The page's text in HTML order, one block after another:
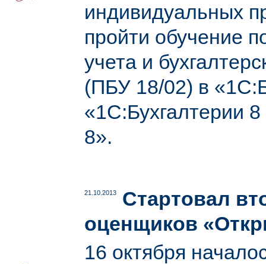
индивидуальных
пройти обучение
учета и
(ПБУ 18/02) в
«1С:Бухгалтерии
8».
21.10.2013
Стартовал
оценщиков
16 октября